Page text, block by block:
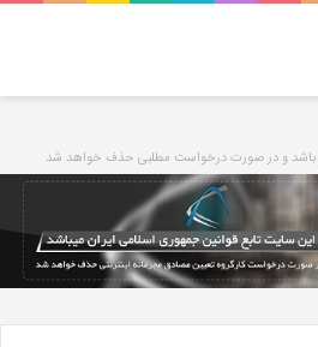
باشد و در صورت درخواست مطلبی حذف خواهد شد